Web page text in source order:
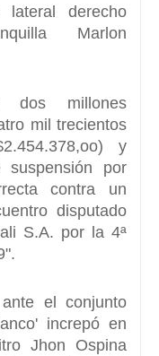
derecho
Marlon
dos millones
mil trecientos
y
por
contra un
disputado
S.A. por la 4ª
el conjunto
increpó en
Jhon Ospina